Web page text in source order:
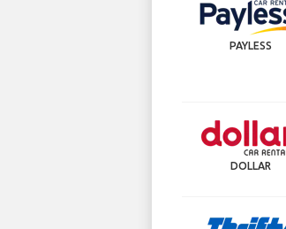
PAYLESS
DOLLAR